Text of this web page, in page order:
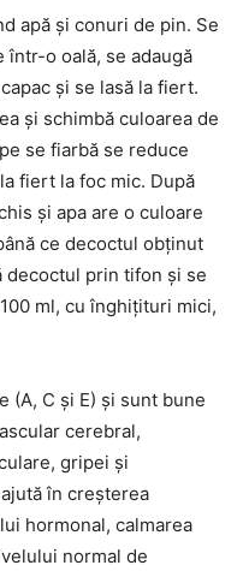
apă și conuri de pin. Se
o oală, se adaugă
și se lasă la fiert.
și schimbă culoarea de
se fiarbă se reduce
fiert la foc mic. După
și apa are o culoare
ce decoctul obținut
decoctul prin tifon și se
ml, cu înghițituri mici,
(A, C și E) și sunt bune
cerebral,
gripei și
în creșterea
hormonal, calmarea
normal de